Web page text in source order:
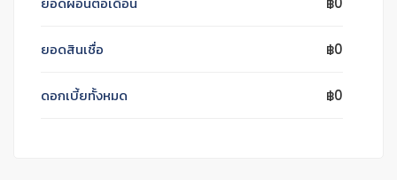
ยอดสินเชื่อ ฿0
ดอกเบี้ยทั้งหมด ฿0